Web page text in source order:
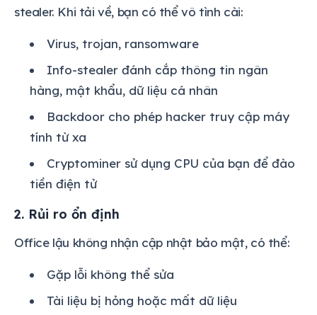
stealer. Khi tải về, bạn có thể vô tình cài:
Virus, trojan, ransomware
Info-stealer đánh cắp thông tin ngân
hàng, mật khẩu, dữ liệu cá nhân
Backdoor cho phép hacker truy cập máy
tính từ xa
Cryptominer sử dụng CPU của bạn để đào
tiền điện tử
2. Rủi ro ổn định
Office lậu không nhận cập nhật bảo mật, có thể:
Gặp lỗi không thể sửa
Tài liệu bị hỏng hoặc mất dữ liệu